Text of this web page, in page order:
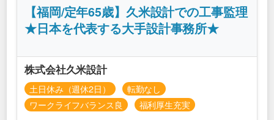
【福岡/定年65歳】久米設計での工事監理
★日本を代表する大手設計事務所★
株式会社久米設計
土日休み（週休2日）
転勤なし
ワークライフバランス良
福利厚生充実